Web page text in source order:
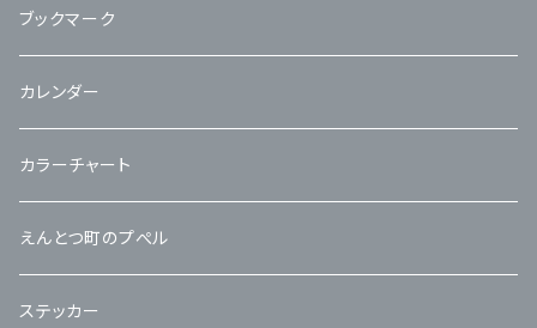
立体カード
ブックマーク
カレンダー
カラーチャート
えんとつ町のプぺル
ステッカー